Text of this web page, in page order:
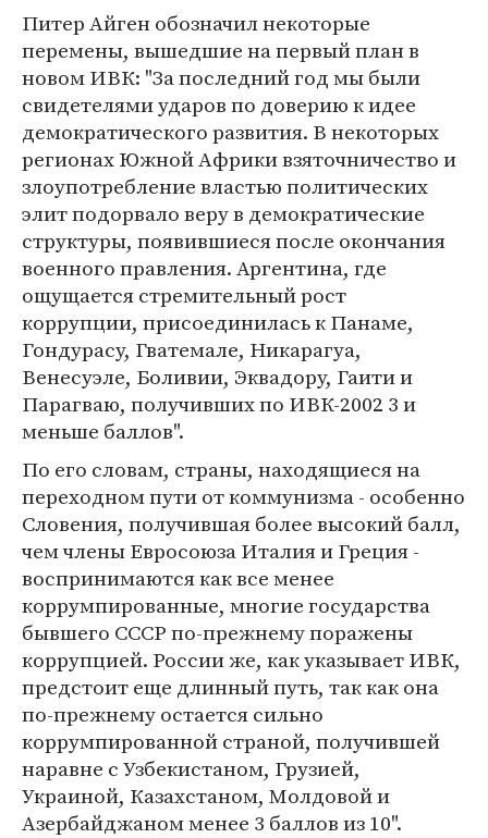
Питер Айген обозначил некоторые
перемены, вышедшие на первый план в
новом ИВК: "За последний год мы были
свидетелями ударов по доверию к идее
демократического развития. В некоторых
регионах Южной Африки взяточничество и
злоупотребление властью политических
элит подорвало веру в демократические
структуры, появившиеся после окончания
военного правления. Аргентина, где
ощущается стремительный рост
коррупции, присоединилась к Пaнaме,
Гондурасу, Гватемале, Никарагуа,
Венесуэле, Боливии, Эквадору, Гаити и
Парагваю, получивших по ИВК-2002 3 и
меньше баллов".
По его словам, страны, находящиеся на
переходном пути от коммунизма - особенно
Словения, получившая более высокий балл,
чем члены Евросоюза Италия и Греция -
воспринимаются как все менее
коррумпированные, многие государства
бывшего СССР по-прежнему поражены
коррупцией. России же, как указывает ИВК,
предстоит еще длинный путь, так как она
по-прежнему остается сильно
коррумпированной страной, получившей
наравне с Узбекистаном, Грузией,
Украиной, Казахстаном, Молдовой и
Азербайджаном менее 3 баллов из 10".